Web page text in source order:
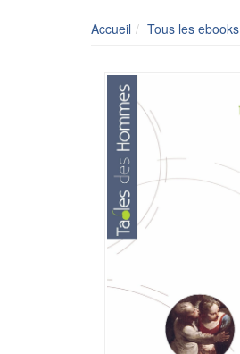
Accueil Tous les ebooks